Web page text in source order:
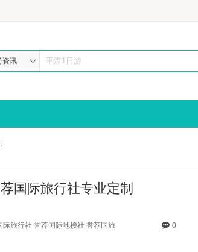
20年，地理杂志推荐最佳福建旅行社-预订
资讯
国际旅行社专业定制
旅行社 誉荐国际地接社 誉荐国旅 0